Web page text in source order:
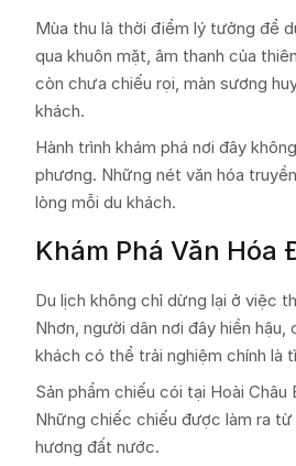
Mùa thu là thời điểm lý tưởng để
qua khuôn mặt, âm thanh của
còn chưa chiếu rọi, màn sương
khách.
Hành trình khám phá nơi đây
phương. Những nét văn hóa
lòng mỗi du khách.
Khám Phá Văn Hóa
Du lịch không chỉ dừng lại ở việc
Nhơn, người dân nơi đây hiền
khách có thể trải nghiệm chính là
Sản phẩm chiếu cói tại Hoài
Những chiếc chiếu được làm ra
hương đất nước.